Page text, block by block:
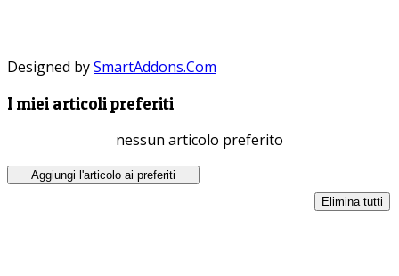
Designed bySmartAddons.Com
I miei articoli preferiti
nessun articolo preferito